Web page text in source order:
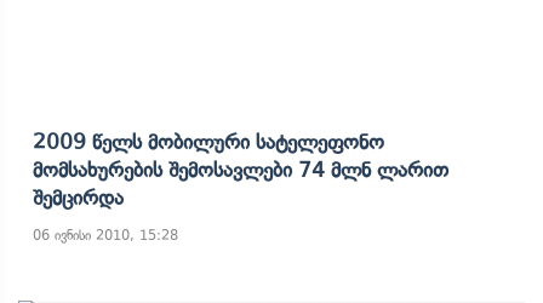
2009 Წელს Მობილური Სატელეფონო
Მომსახურების Შემოსავლები 74 Მლნ Ლარით
Შემცირდა
06 ივნისი 2010, 15:28